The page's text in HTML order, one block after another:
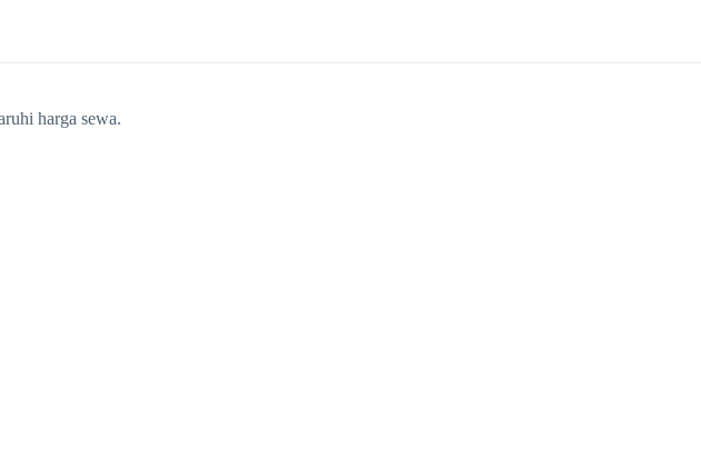
harga sewa.